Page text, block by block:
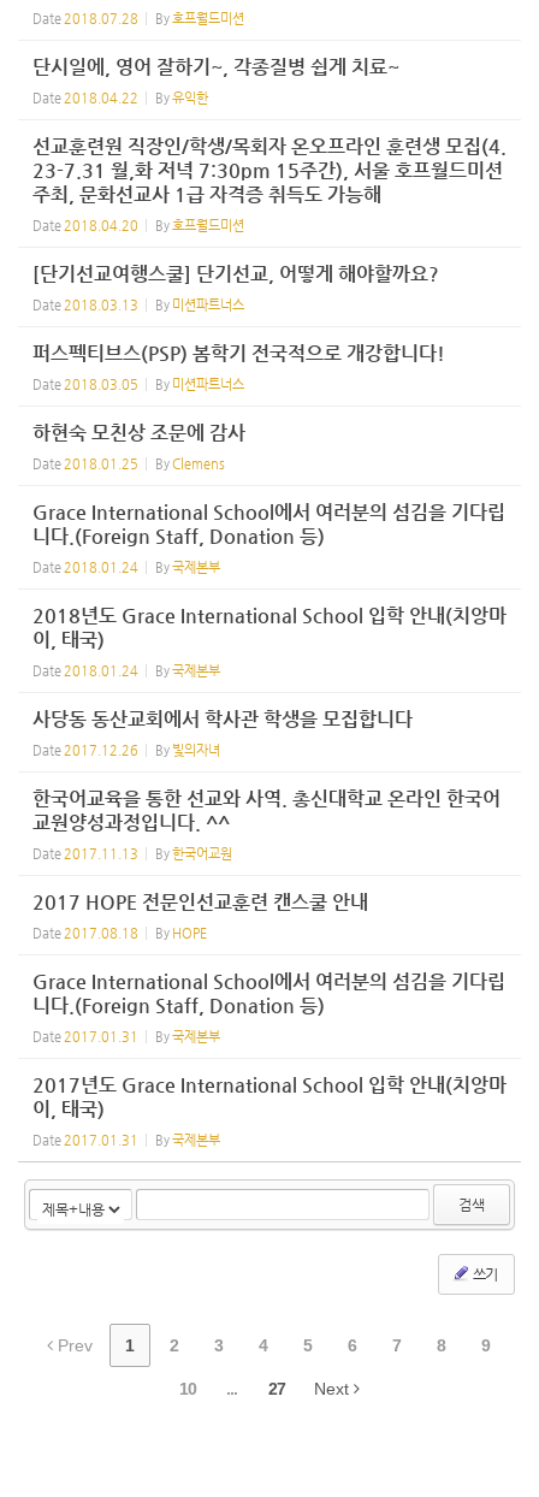
Date 2018.07.28 By호프월드미션
단시일에, 영어 잘하기~, 각종질병 쉽게 치료~
Date 2018.04.22 By유익한
선교훈련원 직장인/학생/목회자 온오프라인 훈련생 모집(4.
23-7.31 월,화 저녁 7:30pm 15주간), 서울 호프월드미션
주최, 문화선교사 1급 자격증 취득도 가능해
Date 2018.04.20 By호프월드미션
[단기선교여행스쿨] 단기선교, 어떻게 해야할까요?
Date 2018.03.13 By 미션파트너스
퍼스펙티브스(PSP) 봄학기 전국적으로 개강합니다!
Date 2018.03.05 By 미션파트너스
하현숙 모친상 조문에 감사
Date 2018.01.25 ByClemens
Grace International School에서 여러분의 섬김을 기다립
니다.(Foreign Staff, Donation 등)
Date 2018.01.24 By국제본부
2018년도 Grace International School 입학 안내(치앙마
이, 태국)
Date 2018.01.24 By국제본부
사당동 동산교회에서 학사관 학생을 모집합니다
Date 2017.12.26 By 빛의자녀
한국어교육을 통한 선교와 사역. 총신대학교 온라인 한국어
교원양성과정입니다. ^^
Date 2017.11.13 By한국어교원
2017 HOPE 전문인선교훈련 캔스쿨 안내
Date 2017.08.18 By HOPE
Grace International School에서 여러분의 섬김을 기다립
니다.(Foreign Staff, Donation 등)
Date 2017.01.31 By국제본부
2017년도 Grace International School 입학 안내(치앙마
이, 태국)
Date 2017.01.31 By국제본부
검색
쓰기
Prev 1 2 3 4 5 6 7 8 9
10 ... 27 Next